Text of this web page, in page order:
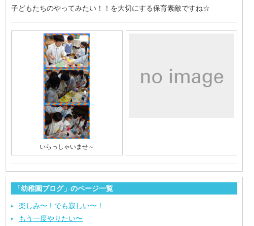
子どもたちのやってみたい！！を大切にする保育素敵ですね☆
いらっしゃいませ～
「幼稚園ブログ」のページ一覧
楽しみ〜！でも寂しい〜！
もう一度やりたい〜